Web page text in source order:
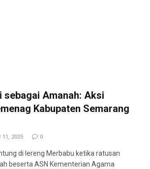
sebagai Amanah: Aksi
Kabupaten Semarang
2025 0
di lereng Merbabu ketika ratusan
beserta ASN Kementerian Agama